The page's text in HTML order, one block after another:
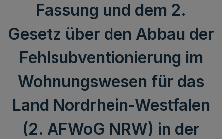
Fassung und dem 2.
Gesetz über den Abbau der
Fehlsubventionierung im
Wohnungswesen für das
Land Nordrhein-Westfalen
(2. AFWoG NRW) in der